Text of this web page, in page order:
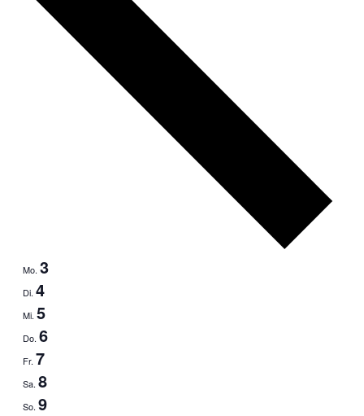
Mo. 3
Di. 4
Mi. 5
Do. 6
Fr. 7
Sa. 8
So. 9